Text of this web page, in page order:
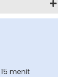
menit